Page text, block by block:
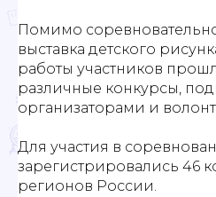
Помимо
выставка детского
работы участников
различные конкурсы,
организаторами и
Для участия в
зарегистрировались 46
регионов России.